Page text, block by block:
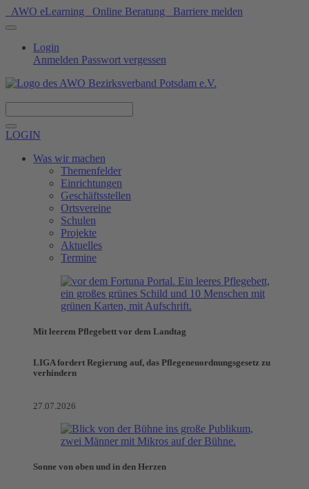
AWO eLearning Online Beratung Barriere melden
Login
Anmelden Passwort vergessen
LOGIN
Was wir machen
Themenfelder
Einrichtungen
Geschäftsstellen
Ortsvereine
Schulen
Projekte
Aktuelles
Termine
Mit leerem Pflegebett vor dem Landtag
LIGA fordert Regierung auf, das Pflegeneuordnungsgesetz zu
verhindern
27.07.2026
Sonne von oben und in den Herzen